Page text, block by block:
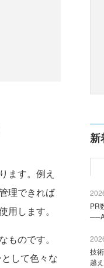
ます。例え
理できれば
します。
のです。
して色々な
新
PR
技
越